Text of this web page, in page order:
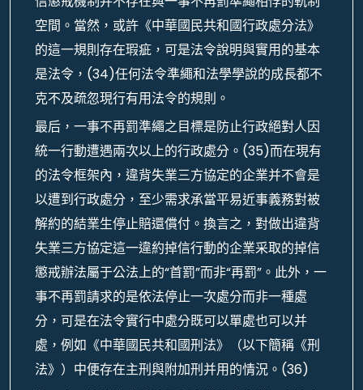
空間。當然，或許《中華國民共和國行政處分法》
的這一規則存在瑕疵，可是法令說明與實用的基本
是法令，(34)任何法令準繩和法學學說的成長都不
克不及疏忽現行有用法令的規則。
最后，一事不再罰準繩之目標是防止行政絕對人因
統一行動遭遇兩次以上的行政處分。(35)而在現有
的法令框架內，違背失業三方協定的企業并不會是
以遭到行政處分，至少需求承當平易近事義務對被
解約的結業生停止賠還償付。換言之，對做出違背
失業三方協定這一違約掉信行動的企業采取的掉信
懲戒辦法屬于公法上的“首罰”而非“再罰”。此外，一
事不再罰請求的是依法停止一次處分而非一種處
分，可是在法令實行中處分既可以單處也可以并
處，例如《中華國民共和國刑法》（以下簡稱《刑
法》）中便存在主刑與附加刑并用的情況。(36)